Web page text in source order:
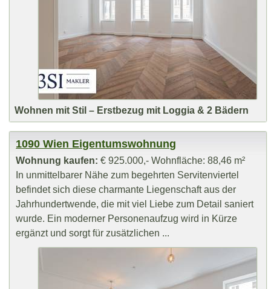
Wohnen mit Stil – Erstbezug mit Loggia & 2 Bädern
1090 Wien Eigentumswohnung
Wohnung kaufen: € 925.000,- Wohnfläche: 88,46 m²
In unmittelbarer Nähe zum begehrten Servitenviertel
befindet sich diese charmante Liegenschaft aus der
Jahrhundertwende, die mit viel Liebe zum Detail saniert
wurde. Ein moderner Personenaufzug wird in Kürze
ergänzt und sorgt für zusätzlichen ...